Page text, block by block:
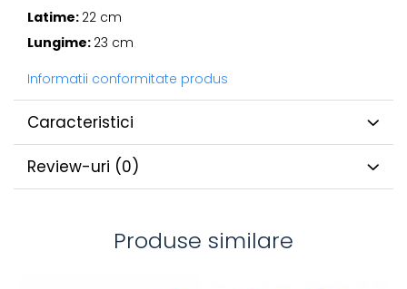
Latime: 22 cm
Lungime: 23 cm
Informatii conformitate produs
Caracteristici
Review-uri (0)
Produse similare